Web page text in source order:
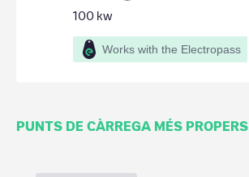
100 kw
Works with the Electropass
PUNTS DE CÀRREGA MÉS PROPERS